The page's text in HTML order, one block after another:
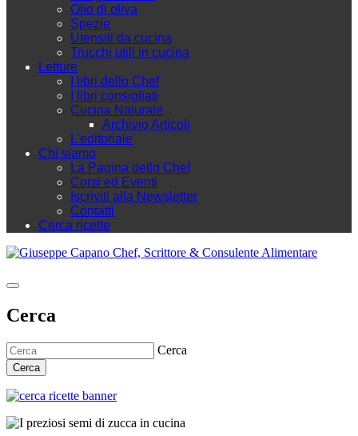
Olio di oliva
Spezie
Utensili da cucina
Trucchi utili in cucina
Letture
I libri dello Chef
I libri consigliati
Cucina Naturale
Archivio Articoli
L'editoriale
Chi siamo
La Pagina dello Chef
Corsi ed Eventi
Iscriviti alla Newsletter
Contatti
Cerca ricette
Cerca
Cerca
Cerca